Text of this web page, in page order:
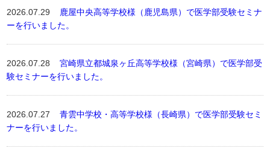
2026.07.29
鹿屋中央高等学校様（鹿児島県）で医学部受験セミナ
ーを行いました。
2026.07.28宮崎県立都城泉ヶ丘高等学校様（宮崎県）で医学部受
験セミナーを行いました。
2026.07.27青雲中学校・高等学校様（長崎県）で医学部受験セミ
ナーを行いました。